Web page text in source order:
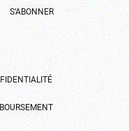
S’ABONNER